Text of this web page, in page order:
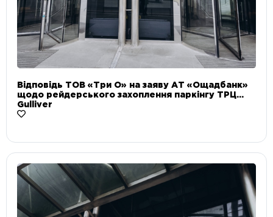
Відповідь ТОВ «Три О» на заяву АТ «Ощадбанк»
щодо рейдерського захоплення паркінгу ТРЦ
Gulliver